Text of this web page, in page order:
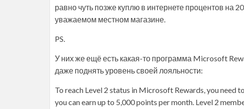
равно чуть позже куплю в интернете процентов на
уважаемом местном магазине.
PS.
У них же ещё есть какая-то программа Microsoft
даже поднять уровень своей лояльности:
To reach Level 2 status in Microsoft Rewards, you need
you can earn up to 5,000 points per month. Level 2